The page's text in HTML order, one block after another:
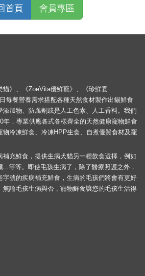
首頁 會員專區
貓》、《ZoeVita優鮮寵》、《珍鮮宴
每餐營養需求搭配各種天然食材製作出貓鮮食
添加物、防腐劑或是人工色素、人工香料。我們
年，專業供應各式各樣齊全的天然健康寵物鮮食
物冷凍鮮食、冷凍HPP生食、自煮優質食材及寵
補充鮮食，提供生病犬貓另一種飲食選擇，例如
等等。即使毛孩生病了，除了醫療照護之外，
字號的疾病補充鮮食，生病的毛孩們將會有更好
無論毛孩生病與否，寵物鮮食讓您的毛孩生活得